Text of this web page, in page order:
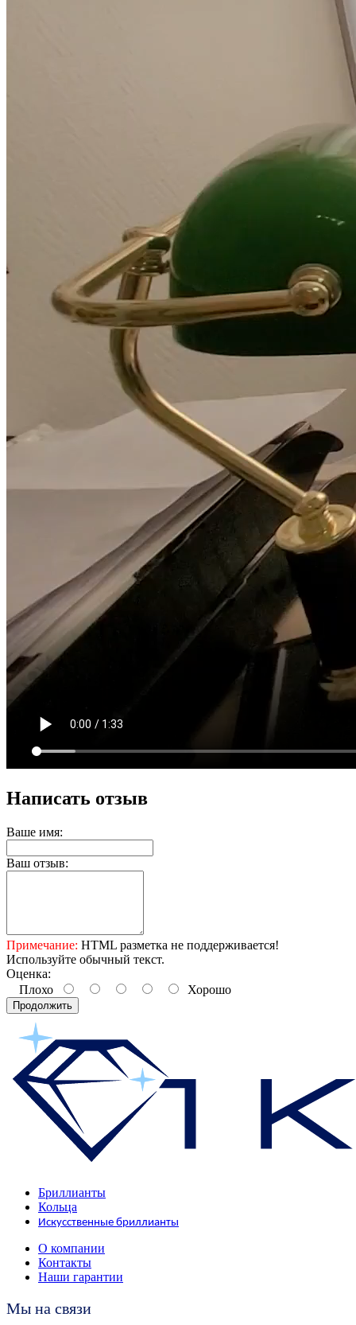
Написать отзыв
Ваше имя:
Ваш отзыв:
Примечание: HTML разметка не поддерживается!
Используйте обычный текст.
Оценка:
Плохо
Хорошо
Продолжить
Бриллианты
Кольца
Искусственные бриллианты
О компании
Контакты
Наши гарантии
Мы на связи